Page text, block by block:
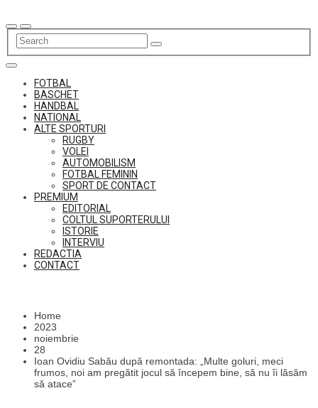
to
content
FOTBAL
BASCHET
HANDBAL
NATIONAL
ALTE SPORTURI
RUGBY
VOLEI
AUTOMOBILISM
FOTBAL FEMININ
SPORT DE CONTACT
PREMIUM
EDITORIAL
COLTUL SUPORTERULUI
ISTORIE
INTERVIU
REDACTIA
CONTACT
Home
2023
noiembrie
28
Ioan Ovidiu Sabău după remontada: „Multe goluri, meci
frumos, noi am pregătit jocul să începem bine, să nu îi lăsăm
să atace”